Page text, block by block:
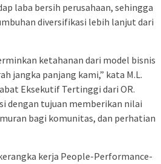
laba bersih perusahaan, sehingga
diversifikasi lebih lanjut dari
ketahanan dari model bisnis
jangka panjang kami,” kata M.L.
Eksekutif Tertinggi dari OR.
dengan tujuan memberikan nilai
bagi komunitas, dan perhatian
kerja People-Performance-